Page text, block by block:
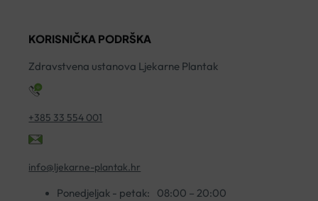
KAPSULE
A30
KORISNIČKA PODRŠKA
Zdravstvena ustanova Ljekarne Plantak
+385 33 554 001
info@ljekarne-plantak.hr
Ponedjeljak - petak:
08:00 – 20:00